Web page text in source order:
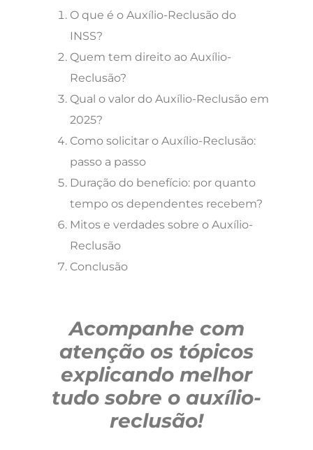
O que é o Auxílio-Reclusão do
INSS?
Quem tem direito ao Auxílio-
Reclusão?
Qual o valor do Auxílio-Reclusão em
2025?
Como solicitar o Auxílio-Reclusão:
passo a passo
Duração do benefício: por quanto
tempo os dependentes recebem?
Mitos e verdades sobre o Auxílio-
Reclusão
Conclusão
Acompanhe com
atenção os tópicos
explicando melhor
tudo sobre o auxílio-
reclusão!